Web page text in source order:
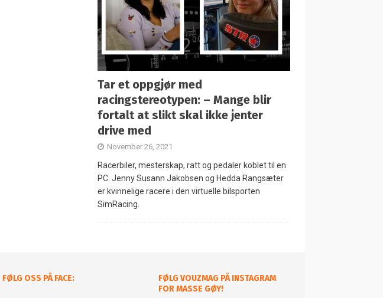
Tar et oppgjør med
racingstereotypen: – Mange blir
fortalt at slikt skal ikke jenter
drive med
November 26, 2021
Racerbiler, mesterskap, ratt og pedaler koblet til en
PC. Jenny Susann Jakobsen og Hedda Rangsæter
er kvinnelige racere i den virtuelle bilsporten
SimRacing.
FØLG OSS PÅ FACE:
FØLG VOUZMAG PÅ INSTAGRAM
FOR MASSE GØY!